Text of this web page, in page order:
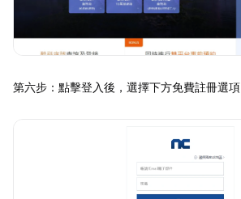
第六步：點擊登入後，選擇下方免費註冊選項